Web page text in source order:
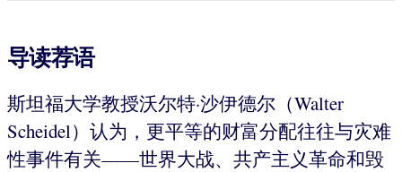
导读荐语
斯坦福大学教授沃尔特·沙伊德尔（Walter
Scheidel）认为，更平等的财富分配往往与灾难
性事件有关——世界大战、共产主义革命和毁